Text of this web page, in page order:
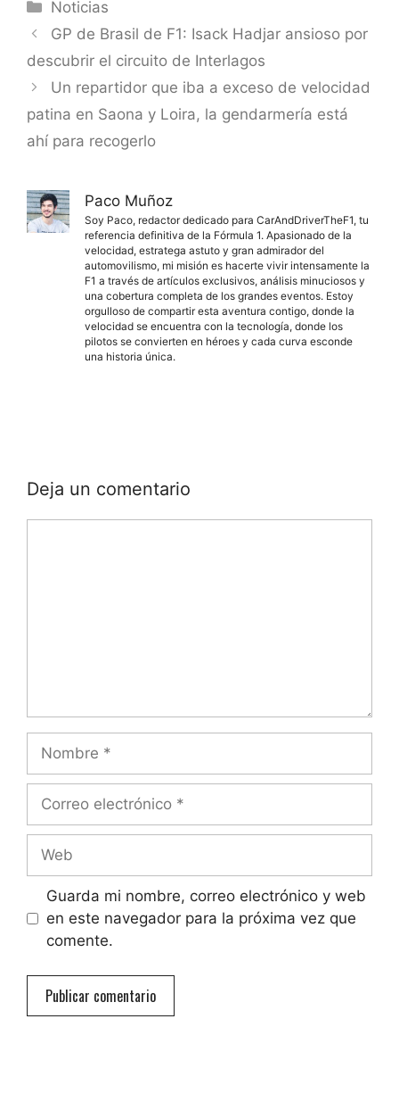
Noticias
GP de Brasil de F1: Isack Hadjar ansioso por
descubrir el circuito de Interlagos
Un repartidor que iba a exceso de velocidad
patina en Saona y Loira, la gendarmería está
ahí para recogerlo
Paco Muñoz
Soy Paco, redactor dedicado para CarAndDriverTheF1, tu
referencia definitiva de la Fórmula 1. Apasionado de la
velocidad, estratega astuto y gran admirador del
automovilismo, mi misión es hacerte vivir intensamente la
F1 a través de artículos exclusivos, análisis minuciosos y
una cobertura completa de los grandes eventos. Estoy
orgulloso de compartir esta aventura contigo, donde la
velocidad se encuentra con la tecnología, donde los
pilotos se convierten en héroes y cada curva esconde
una historia única.
Deja un comentario
Nombre
Correo
Web
Guarda mi nombre, correo electrónico y web
en este navegador para la próxima vez que
comente.